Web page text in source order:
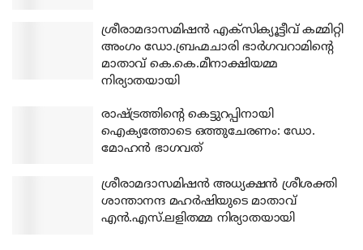
ശ്രീരാമദാസമിഷന്‍ എക്‌സിക്യൂട്ടീവ് കമ്മിറ്റി
അംഗം ഡോ.ബ്രഹ്മചാരി ഭാര്‍ഗവറാമിന്റെ
മാതാവ് കെ.കെ.മീനാക്ഷിയമ്മ
നിര്യാതയായി
രാഷ്ട്രത്തിന്റെ കെട്ടുറപ്പിനായി
ഐക്യത്തോടെ ഒത്തുചേരണം: ഡോ.
മോഹന്‍ ഭാഗവത്
ശ്രീരാമദാസമിഷന്‍ അധ്യക്ഷന്‍ ശ്രീശക്തി
ശാന്താനന്ദ മഹര്‍ഷിയുടെ മാതാവ്
എന്‍.എസ്.ലളിതമ്മ നിര്യാതയായി